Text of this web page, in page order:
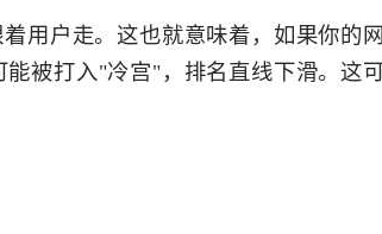
用户走。这也就意味着，如果你的网
被打入"冷宫"，排名直线下滑。这可